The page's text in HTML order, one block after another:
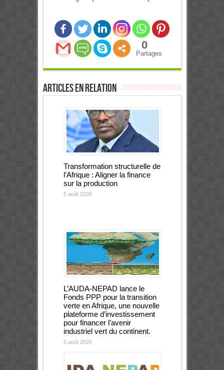
0
Partages
Articles en relation
Transformation structurelle de
l’Afrique : Aligner la finance
sur la production
5 août 2026
L’AUDA-NEPAD lance le
Fonds PPP pour la transition
verte en Afrique, une nouvelle
plateforme d’investissement
pour financer l’avenir
industriel vert du continent.
5 août 2026